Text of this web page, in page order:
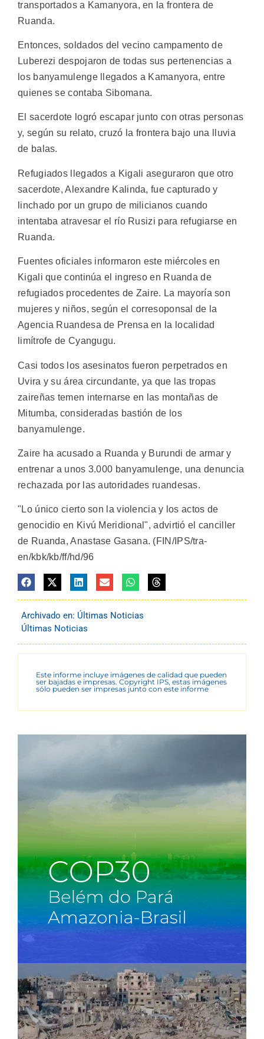
transportados a Kamanyora, en la frontera de
Ruanda.
Entonces, soldados del vecino campamento de
Luberezi despojaron de todas sus pertenencias a
los banyamulenge llegados a Kamanyora, entre
quienes se contaba Sibomana.
El sacerdote logró escapar junto con otras personas
y, según su relato, cruzó la frontera bajo una lluvia
de balas.
Refugiados llegados a Kigali aseguraron que otro
sacerdote, Alexandre Kalinda, fue capturado y
linchado por un grupo de milicianos cuando
intentaba atravesar el río Rusizi para refugiarse en
Ruanda.
Fuentes oficiales informaron este miércoles en
Kigali que continúa el ingreso en Ruanda de
refugiados procedentes de Zaire. La mayoría son
mujeres y niños, según el corresoponsal de la
Agencia Ruandesa de Prensa en la localidad
limítrofe de Cyangugu.
Casi todos los asesinatos fueron perpetrados en
Uvira y su área circundante, ya que las tropas
zaireñas temen internarse en las montañas de
Mitumba, consideradas bastión de los
banyamulenge.
Zaire ha acusado a Ruanda y Burundi de armar y
entrenar a unos 3.000 banyamulenge, una denuncia
rechazada por las autoridades ruandesas.
"Lo único cierto son la violencia y los actos de
genocidio en Kivú Meridional", advirtió el canciller
de Ruanda, Anastase Gasana. (FIN/IPS/tra-
en/kbk/kb/ff/hd/96
Archivado en: Últimas Noticias
Últimas Noticias
Este informe incluye imágenes de calidad que pueden
ser bajadas e impresas. Copyright IPS, estas imágenes
sólo pueden ser impresas junto con este informe